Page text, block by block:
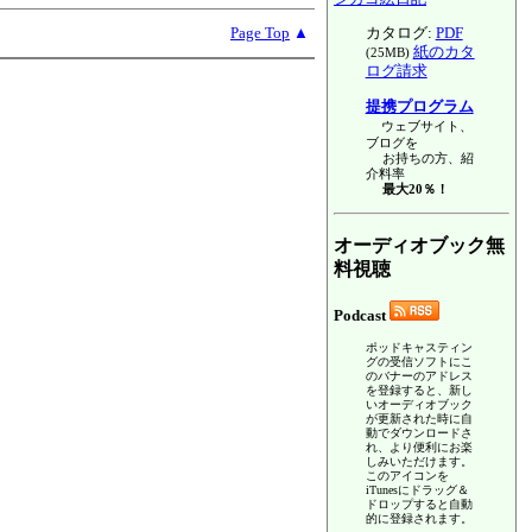
Page Top ▲
カタログ: PDF
(25MB) 紙のカタ
ログ請求
提携プログラム
ウェブサイト、
ブログを
お持ちの方、紹
介料率
最大20％！
オーディオブック無
料視聴
Podcast
ポッドキャスティン
グの受信ソフトにこ
のバナーのアドレス
を登録すると、新し
いオーディオブック
が更新された時に自
動でダウンロードさ
れ、より便利にお楽
しみいただけます。
このアイコンを
iTunesにドラッグ＆
ドロップすると自動
的に登録されます。